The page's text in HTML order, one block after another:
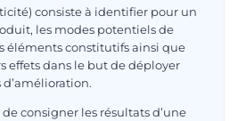
consiste à identifier pour un
les modes potentiels de
éléments constitutifs ainsi que
effets dans le but de déployer
d’amélioration.
consigner les résultats d’une